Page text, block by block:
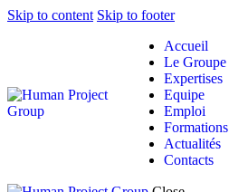
Skip to content Skip to footer
Accueil
Le Groupe
Expertises
Equipe
Emploi
Formations
Actualités
Contacts